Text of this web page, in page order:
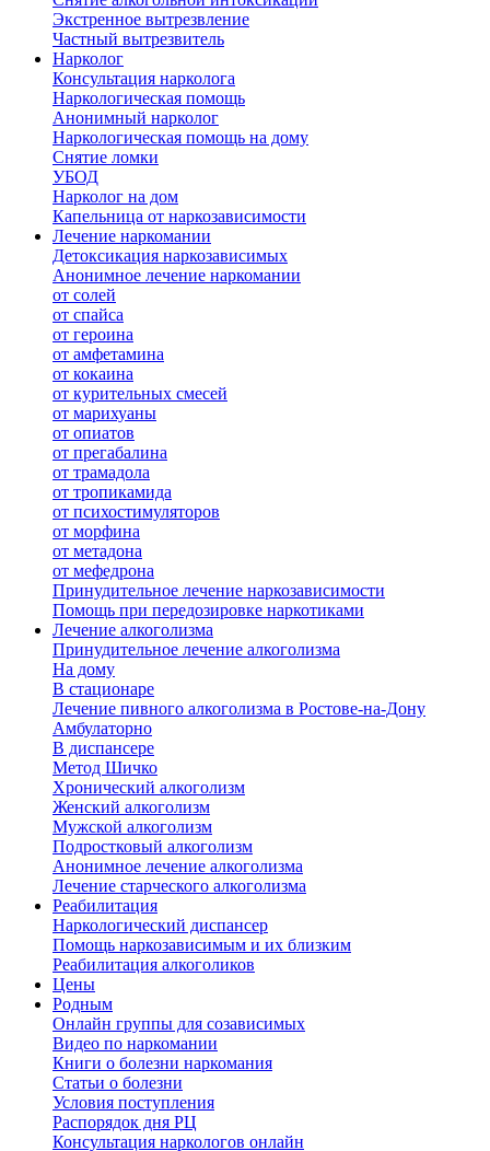
Экстренное вытрезвление
Частный вытрезвитель
Нарколог
Консультация нарколога
Наркологическая помощь
Анонимный нарколог
Наркологическая помощь на дому
Снятие ломки
УБОД
Нарколог на дом
Капельница от наркозависимости
Лечение наркомании
Детоксикация наркозависимых
Анонимное лечение наркомании
от солей
от спайса
от героина
от амфетамина
от кокаина
от курительных смесей
от марихуаны
от опиатов
от прегабалина
от трамадола
от тропикамида
от психостимуляторов
от морфина
от метадона
от мефедрона
Принудительное лечение наркозависимости
Помощь при передозировке наркотиками
Лечение алкоголизма
Принудительное лечение алкоголизма
На дому
В стационаре
Лечение пивного алкоголизма в Ростове-на-Дону
Амбулаторно
В диспансере
Метод Шичко
Хронический алкоголизм
Женский алкоголизм
Мужской алкоголизм
Подростковый алкоголизм
Анонимное лечение алкоголизма
Лечение старческого алкоголизма
Реабилитация
Наркологический диспансер
Помощь наркозависимым и их близким
Реабилитация алкоголиков
Цены
Родным
Онлайн группы для созависимых
Видео по наркомании
Книги о болезни наркомания
Статьи о болезни
Условия поступления
Распорядок дня РЦ
Консультация наркологов онлайн